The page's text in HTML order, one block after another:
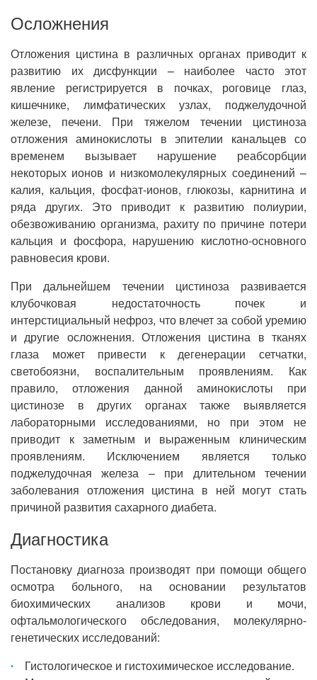
Осложнения
Отложения цистина в различных органах приводит к
развитию их дисфункции – наиболее часто этот
явление регистрируется в почках, роговице глаз,
кишечнике, лимфатических узлах, поджелудочной
железе, печени. При тяжелом течении цистиноза
отложения аминокислоты в эпителии канальцев со
временем вызывает нарушение реабсорбции
некоторых ионов и низкомолекулярных соединений –
калия, кальция, фосфат-ионов, глюкозы, карнитина и
ряда других. Это приводит к развитию полиурии,
обезвоживанию организма, рахиту по причине потери
кальция и фосфора, нарушению кислотно-основного
равновесия крови.
При дальнейшем течении цистиноза развивается
клубочковая недостаточность почек и
интерстициальный нефроз, что влечет за собой уремию
и другие осложнения. Отложения цистина в тканях
глаза может привести к дегенерации сетчатки,
светобоязни, воспалительным проявлениям. Как
правило, отложения данной аминокислоты при
цистинозе в других органах также выявляется
лабораторными исследованиями, но при этом не
приводит к заметным и выраженным клиническим
проявлениям. Исключением является только
поджелудочная железа – при длительном течении
заболевания отложения цистина в ней могут стать
причиной развития сахарного диабета.
Диагностика
Постановку диагноза производят при помощи общего
осмотра больного, на основании результатов
биохимических анализов крови и мочи,
офтальмологического обследования, молекулярно-
генетических исследований:
Гистологическое и гистохимическое исследование.